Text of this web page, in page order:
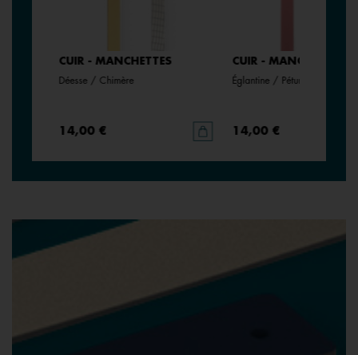
CUIR - MANCHETTES
Déesse / Chimère
14,00 €
CUIR - MANCHETTES
Églantine / Pétunia
14,00 €